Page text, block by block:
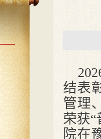
结表
管理
荣获
院在